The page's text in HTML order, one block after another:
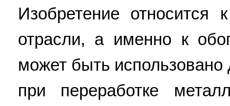
Изобретение относится
отрасли, а именно к
может быть использовано
при переработке